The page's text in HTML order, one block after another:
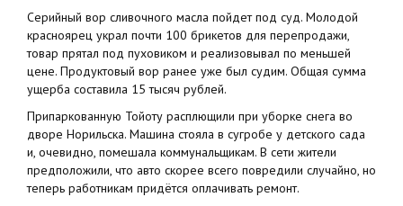
Серийный вор сливочного масла пойдет под суд. Молодой
красноярец украл почти 100 брикетов для перепродажи,
товар прятал под пуховиком и реализовывал по меньшей
цене. Продуктовый вор ранее уже был судим. Общая сумма
ущерба составила 15 тысяч рублей.
Припаркованную Тойоту расплющили при уборке снега во
дворе Норильска. Машина стояла в сугробе у детского сада
и, очевидно, помешала коммунальщикам. В сети жители
предположили, что авто скорее всего повредили случайно, но
теперь работникам придётся оплачивать ремонт.